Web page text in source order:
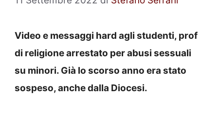
Video e messaggi hard agli studenti, prof
di religione arrestato per abusi sessuali
su minori. Già lo scorso anno era stato
sospeso, anche dalla Diocesi.